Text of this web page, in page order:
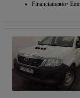
Financiamento